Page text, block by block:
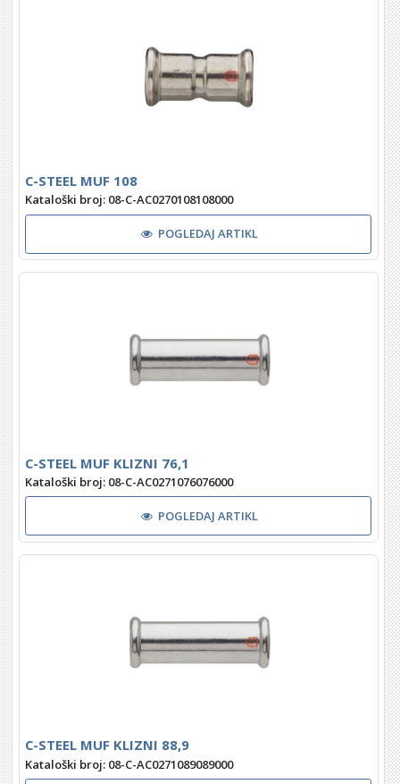
C-STEEL MUF 108
Kataloški broj: 08-C-AC0270108108000
POGLEDAJ ARTIKL
C-STEEL MUF KLIZNI 76,1
Kataloški broj: 08-C-AC0271076076000
POGLEDAJ ARTIKL
C-STEEL MUF KLIZNI 88,9
Kataloški broj: 08-C-AC0271089089000